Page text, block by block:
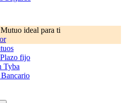
ideal para ti
fijo
Tyba